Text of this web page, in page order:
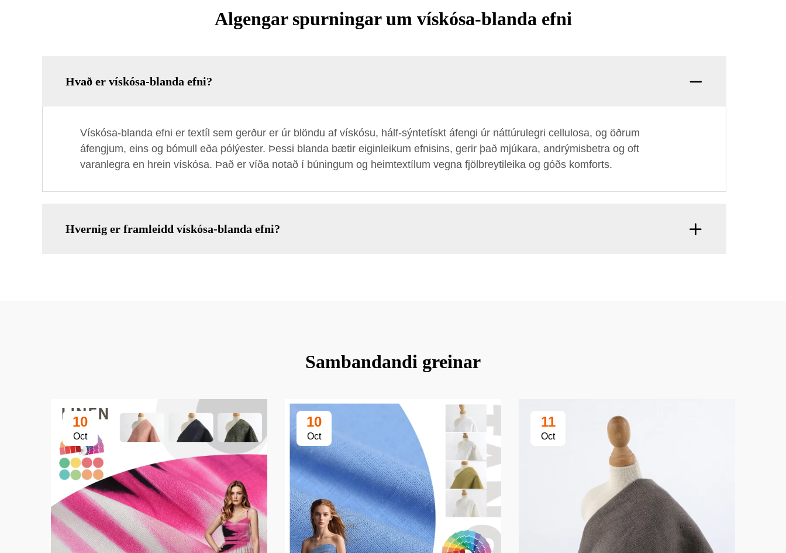
Algengar spurningar um vískósa-blanda efni
Hvað er vískósa-blanda efni?
Vískósa-blanda efni er textíl sem gerður er úr blöndu af vískósu, hálf-sýntetískt áfengi úr náttúrulegri cellulosa, og öðrum
áfengjum, eins og bómull eða pólýester. Þessi blanda bætir eiginleikum efnisins, gerir það mjúkara, andrýmisbetra og oft
varanlegra en hrein vískósa. Það er víða notað í búningum og heimtextílum vegna fjölbreytileika og góðs komforts.
Hvernig er framleidd vískósa-blanda efni?
Sambandandi greinar
10
Oct
10
Oct
11
Oct